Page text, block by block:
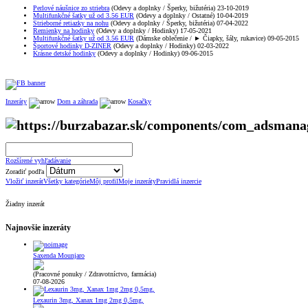
Perlové náušnice zo striebra (Odevy a doplnky / Šperky, bižutéria) 23-10-2019
Multifunkčné šatky už od 3.56 EUR (Odevy a doplnky / Ostatné) 10-04-2019
Strieborné retiazky na nohu (Odevy a doplnky / Šperky, bižutéria) 07-04-2022
Remienky na hodinky (Odevy a doplnky / Hodinky) 17-05-2021
Multifunkčné šatky už od 3.56 EUR (Dámske oblečenie / ► Čiapky, šály, rukavice) 09-05-2015
Športové hodinky D-ZINER (Odevy a doplnky / Hodinky) 02-03-2022
Krásne detské hodinky (Odevy a doplnky / Hodinky) 09-06-2015
Inzeráty Dom a záhrada Kosačky
Rozšírené vyhľadávanie
Zoradiť podľa
Vložiť inzerátVšetky kategórieMôj profilMoje inzerátyPravidlá inzercie
Žiadny inzerát
Najnovšie inzeráty
Saxenda Mounjaro
(Pracovné ponuky / Zdravotníctvo, farmácia)
07-08-2026
Lexaurin 3mg, Xanax 1mg 2mg 0,5mg,